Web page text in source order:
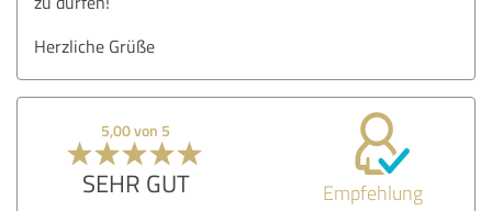
Herzliche Grüße
5,00 von 5
SEHR GUT Empfehlung